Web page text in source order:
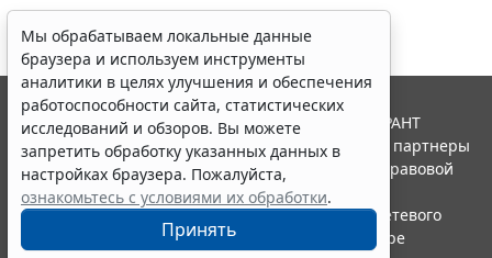
Мы обрабатываем локальные данные
браузера и используем инструменты
аналитики в целях улучшения и обеспечения
работоспособности сайта, статистических
исследований и обзоров. Вы можете
запретить обработку указанных данных в
настройках браузера. Пожалуйста,
ознакомьтесь с условиями их обработки.
Принять
© ООО "НПП "ГАРАНТ-СЕРВИС", 2026. Система ГАРАНТ
выпускается с 1990 года. Компания "Гарант" и ее партнеры
являются участниками Российской ассоциации правовой
информации ГАРАНТ.
Портал ГАРАНТ.РУ зарегистрирован в качестве сетевого
издания Федеральной службой по надзору в сфере